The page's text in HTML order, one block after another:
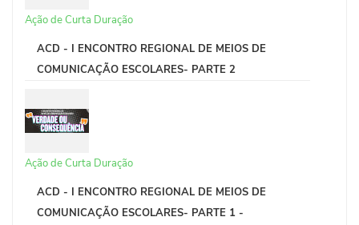
Ação de Curta Duração
ACD - I ENCONTRO REGIONAL DE MEIOS DE
COMUNICAÇÃO ESCOLARES- PARTE 2
Ação de Curta Duração
ACD - I ENCONTRO REGIONAL DE MEIOS DE
COMUNICAÇÃO ESCOLARES- PARTE 1 -